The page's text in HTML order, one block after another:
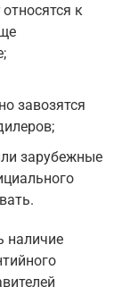
к
завозятся
зарубежные
наличие